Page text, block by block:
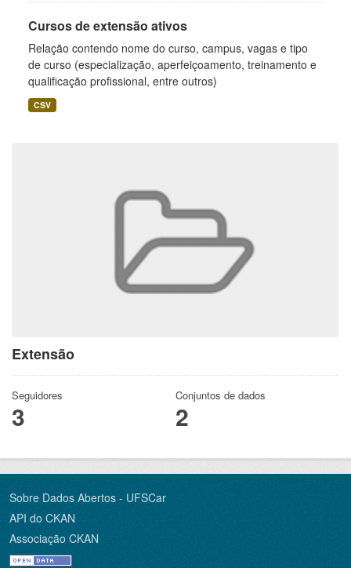
Extensão
Seguidores
3
Conjuntos de dados
2
Cursos de extensão ativos
Relação contendo nome do curso, campus, vagas e tipo
de curso (especialização, aperfeiçoamento, treinamento e
qualificação profissional, entre outros)
CSV
Sobre Dados Abertos - UFSCar
API do CKAN
Associação CKAN